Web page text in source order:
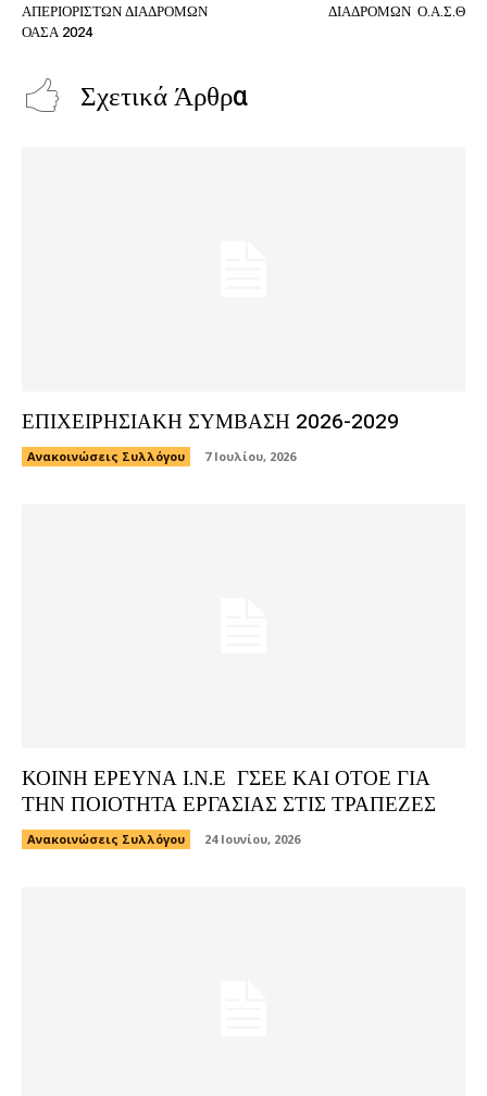
ΑΠΕΡΙΟΡΙΣΤΩΝ ΔΙΑΔΡΟΜΩΝ
ΟΑΣΑ 2024
ΔΙΑΔΡΟΜΩΝ Ο.Α.Σ.Θ
Σχετικά Άρθρα
ΕΠΙΧΕΙΡΗΣΙΑΚΗ ΣΥΜΒΑΣΗ 2026-2029
Ανακοινώσεις Συλλόγου 7 Ιουλίου, 2026
ΚΟΙΝΗ ΕΡΕΥΝΑ Ι.Ν.Ε ΓΣΕΕ ΚΑΙ ΟΤΟΕ ΓΙΑ
ΤΗΝ ΠΟΙΟΤΗΤΑ ΕΡΓΑΣΙΑΣ ΣΤΙΣ ΤΡΑΠΕΖΕΣ
Ανακοινώσεις Συλλόγου 24 Ιουνίου, 2026